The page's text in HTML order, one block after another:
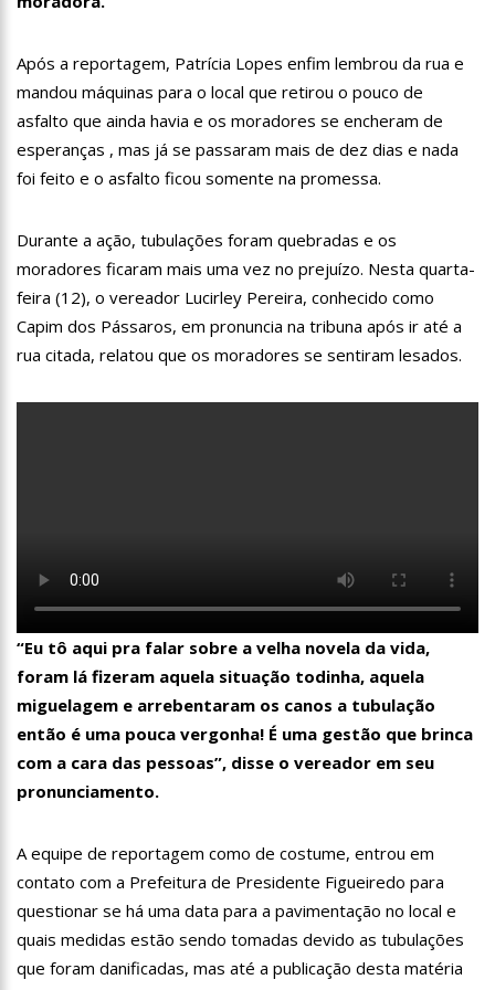
20:23 Prefeitura abre credenciamento de prestadores de serviços
para o Manausmed
00:59 Pré-Candidata a Deputada Federal, Viviane Lima(MDB)
Populares expulsam equipe da Amazonas Energia que
tentava instalar novos medidores em Manaus
Junho, afirma Menezes
22:10 PRÉ-CANDIDATURA – ‘Vamos mostrar nossa força’, diz Arthur
ao ser ovacionado em festa popular
14:41
Mais de 50 unidades de saúde da Prefeitura ofertam vacina
contra a Covid-19 nesta semana em Manaus
13:57 Moradores celebram pagamento de indenizações do Anel
neste domingo em Manaus
15:24 Wilson Lima concede a 6.705 famílias o direito de uso da terra
em 11 Unidades de Conservação Estaduais
Capacitação para Conselheiros Tutelares do Amazonas tem
inicio programado para setembro
17:01 Veja agora a programação Cultural para o domingo do Dia
dos Pais na cidade de Manaus.
21:23 Após Receber R$21,4 Milhões Do Governo Do Amazonas,
19:03 Deputado Péricles Faz Manobra Que Pode Enterrar CPI Da
Pandemia, Na ALEAM
14:31 Começa na próxima semana em Manaus, a vacinação em
massa contra a Influenza, sendo disponibilizada para toda
população.
11:41
Morre Otávio Raman Neves, dono do jornal em tempo,
afiliada do SBT em Manaus, de covid-19. Muita emoção dos
Após a reportagem, Patrícia Lopes enfim lembrou da rua e
mandou máquinas para o local que retirou o pouco de
asfalto que ainda havia e os moradores se encheram de
esperanças , mas já se passaram mais de dez dias e nada
foi feito e o asfalto ficou somente na promessa.
Durante a ação, tubulações foram quebradas e os
moradores ficaram mais uma vez no prejuízo. Nesta quarta-
feira (12), o vereador Lucirley Pereira, conhecido como
Capim dos Pássaros, em pronuncia na tribuna após ir até a
rua citada, relatou que os moradores se sentiram lesados.
“Eu tô aqui pra falar sobre a velha novela da vida,
foram lá fizeram aquela situação todinha, aquela
miguelagem e arrebentaram os canos a tubulação
então é uma pouca vergonha! É uma gestão que brinca
com a cara das pessoas”, disse o vereador em seu
pronunciamento.
A equipe de reportagem como de costume, entrou em
contato com a Prefeitura de Presidente Figueiredo para
questionar se há uma data para a pavimentação no local e
quais medidas estão sendo tomadas devido as tubulações
que foram danificadas, mas até a publicação desta matéria